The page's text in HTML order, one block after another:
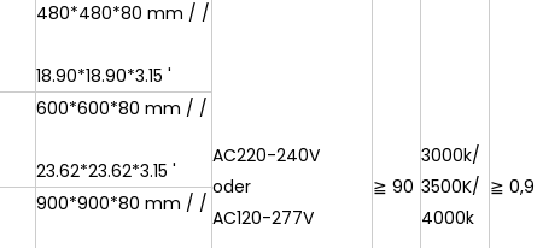
480*480*80 mm / /
18.90*18.90*3.15 '
AC220-240V
oder
AC120-277V
≧ 90
3000k/
3500K/
4000k
≧ 0,9
600*600*80 mm / /
23.62*23.62*3.15 '
900*900*80 mm / /